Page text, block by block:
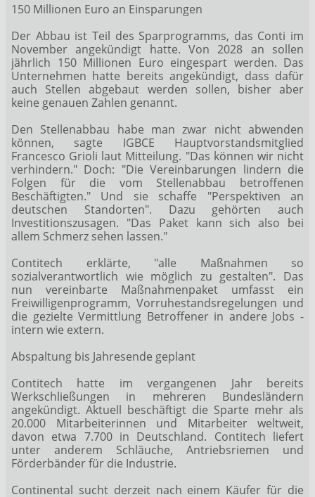
150 Millionen Euro an Einsparungen
Der Abbau ist Teil des Sparprogramms, das Conti im
November angekündigt hatte. Von 2028 an sollen
jährlich 150 Millionen Euro eingespart werden. Das
Unternehmen hatte bereits angekündigt, dass dafür
auch Stellen abgebaut werden sollen, bisher aber
keine genauen Zahlen genannt.
Den Stellenabbau habe man zwar nicht abwenden
können, sagte IGBCE Hauptvorstandsmitglied
Francesco Grioli laut Mitteilung. "Das können wir nicht
verhindern." Doch: "Die Vereinbarungen lindern die
Folgen für die vom Stellenabbau betroffenen
Beschäftigten." Und sie schaffe "Perspektiven an
deutschen Standorten". Dazu gehörten auch
Investitionszusagen. "Das Paket kann sich also bei
allem Schmerz sehen lassen."
Contitech erklärte, "alle Maßnahmen so
sozialverantwortlich wie möglich zu gestalten". Das
nun vereinbarte Maßnahmenpaket umfasst ein
Freiwilligenprogramm, Vorruhestandsregelungen und
die gezielte Vermittlung Betroffener in andere Jobs -
intern wie extern.
Abspaltung bis Jahresende geplant
Contitech hatte im vergangenen Jahr bereits
Werkschließungen in mehreren Bundesländern
angekündigt. Aktuell beschäftigt die Sparte mehr als
20.000 Mitarbeiterinnen und Mitarbeiter weltweit,
davon etwa 7.700 in Deutschland. Contitech liefert
unter anderem Schläuche, Antriebsriemen und
Förderbänder für die Industrie.
Continental sucht derzeit nach einem Käufer für die